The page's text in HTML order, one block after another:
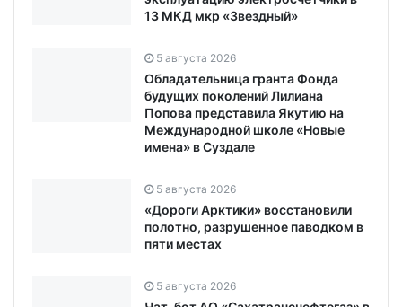
13 МКД мкр «Звездный»
5 августа 2026
Обладательница гранта Фонда
будущих поколений Лилиана
Попова представила Якутию на
Международной школе «Новые
имена» в Суздале
5 августа 2026
«Дороги Арктики» восстановили
полотно, разрушенное паводком в
пяти местах
5 августа 2026